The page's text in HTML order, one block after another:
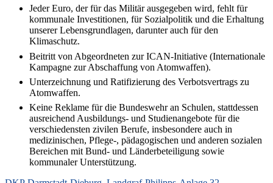
Jeder Euro, der für das Militär ausgegeben wird, fehlt für
kommunale Investitionen, für Sozialpolitik und die Erhaltung
unserer Lebensgrundlagen, darunter auch für den
Klimaschutz.
Beitritt von Abgeordneten zur ICAN-Initiative (Internationale
Kampagne zur Abschaffung von Atomwaffen).
Unterzeichnung und Ratifizierung des Verbotsvertrags zu
Atomwaffen.
Keine Reklame für die Bundeswehr an Schulen, stattdessen
ausreichend Ausbildungs- und Studienangebote für die
verschiedensten zivilen Berufe, insbesondere auch in
medizinischen, Pflege-, pädagogischen und anderen sozialen
Bereichen mit Bund- und Länderbeteiligung sowie
kommunaler Unterstützung.